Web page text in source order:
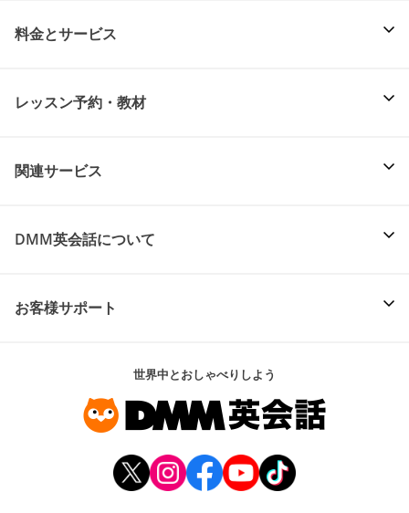
料金とサービス
レッスン予約・教材
関連サービス
DMM英会話について
お客様サポート
世界中とおしゃべりしよう